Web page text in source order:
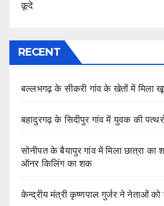
कूदे
RECENT
बल्लभगढ़ के सीकरी गांव के खेतों में
बहादुरगढ़ के सिदीपुर गांव में युवक की
सोनीपत के बैयापुर गांव में मिला छात्रा का
ऑनर किलिंग का शक
केन्द्रीय मंत्री कृष्णपाल गुर्जर ने नेताओं को